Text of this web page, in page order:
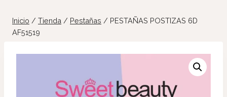
Inicio / Tienda / Pestañas / PESTAÑAS POSTIZAS 6D
AF51519